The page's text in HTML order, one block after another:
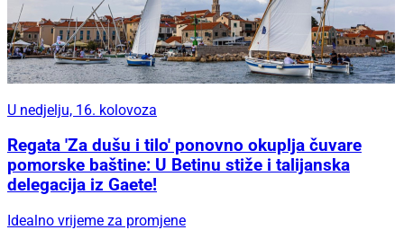
U nedjelju, 16. kolovoza
Regata 'Za dušu i tilo' ponovno okuplja čuvare
pomorske baštine: U Betinu stiže i talijanska
delegacija iz Gaete!
Idealno vrijeme za promjene